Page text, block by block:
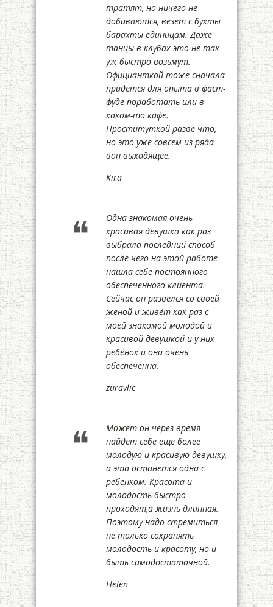
тратят, но ничего не
добиваются, везет с бухты
барахты единицам. Даже
танцы в клубах это не так
уж быстро возьмут.
Официанткой тоже сначала
придется для опыта в фаст-
фуде поработать или в
каком-то кафе.
Проституткой разве что,
но это уже совсем из ряда
вон выходящее.
Kira
Одна знакомая очень
красивая девушка как раз
выбрала последний способ
после чего на этой работе
нашла себе постоянного
обеспеченного клиента.
Сейчас он развёлся со своей
женой и живёт как раз с
моей знакомой молодой и
красивой девушкой и у них
ребёнок и она очень
обеспеченна.
zuravlic
Может он через время
найдет себе еще более
молодую и красивую девушку,
а эта останется одна с
ребенком. Красота и
молодость быстро
проходят,а жизнь длинная.
Поэтому надо стремиться
не только сохранять
молодость и красоту, но и
быть самодостаточной.
Helen